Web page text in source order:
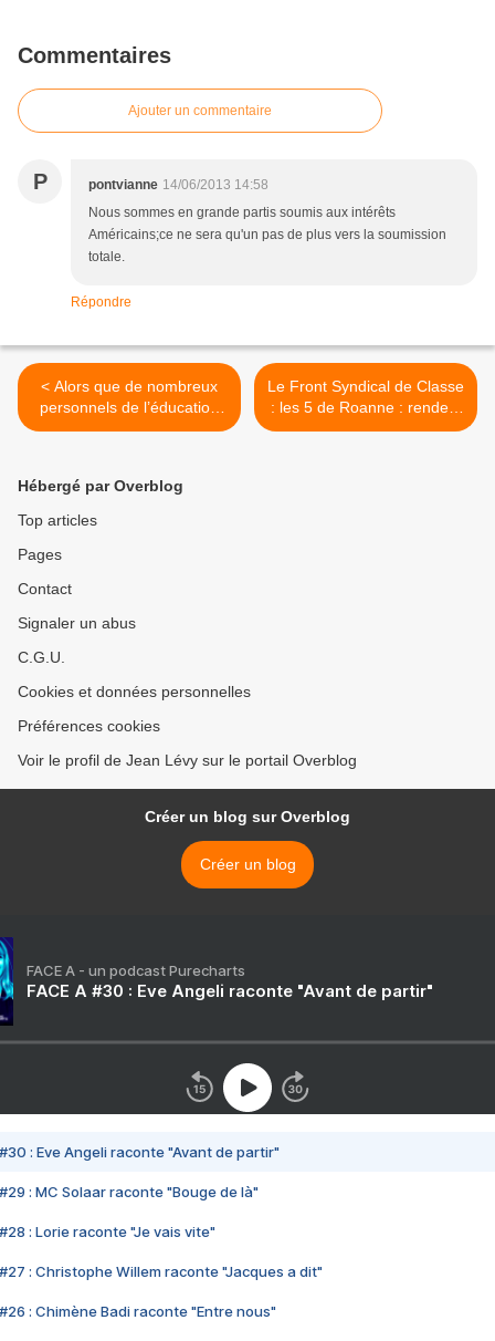
Commentaires
Ajouter un commentaire
P pontvianne 14/06/2013 14:58
Nous sommes en grande partis soumis aux intérêts
Américains;ce ne sera qu'un pas de plus vers la soumission
totale.
Répondre
< Alors que de nombreux
personnels de l’éducation
nationale sont engagés
de l’enseignement (MEEF),
il est temps de se poser
Le Front Syndical de Classe
: les 5 de Roanne : rendez-
vous le 5 novembre! >
Hébergé par Overblog
Top articles
Pages
Contact
Signaler un abus
C.G.U.
Cookies et données personnelles
Préférences cookies
Voir le profil de Jean Lévy sur le portail Overblog
Créer un blog sur Overblog
Créer un blog
FACE A - un podcast Purecharts
FACE A #30 : Eve Angeli raconte "Avant de partir"
#30 : Eve Angeli raconte "Avant de partir"
#29 : MC Solaar raconte "Bouge de là"
#28 : Lorie raconte "Je vais vite"
#27 : Christophe Willem raconte "Jacques a dit"
#26 : Chimène Badi raconte "Entre nous"